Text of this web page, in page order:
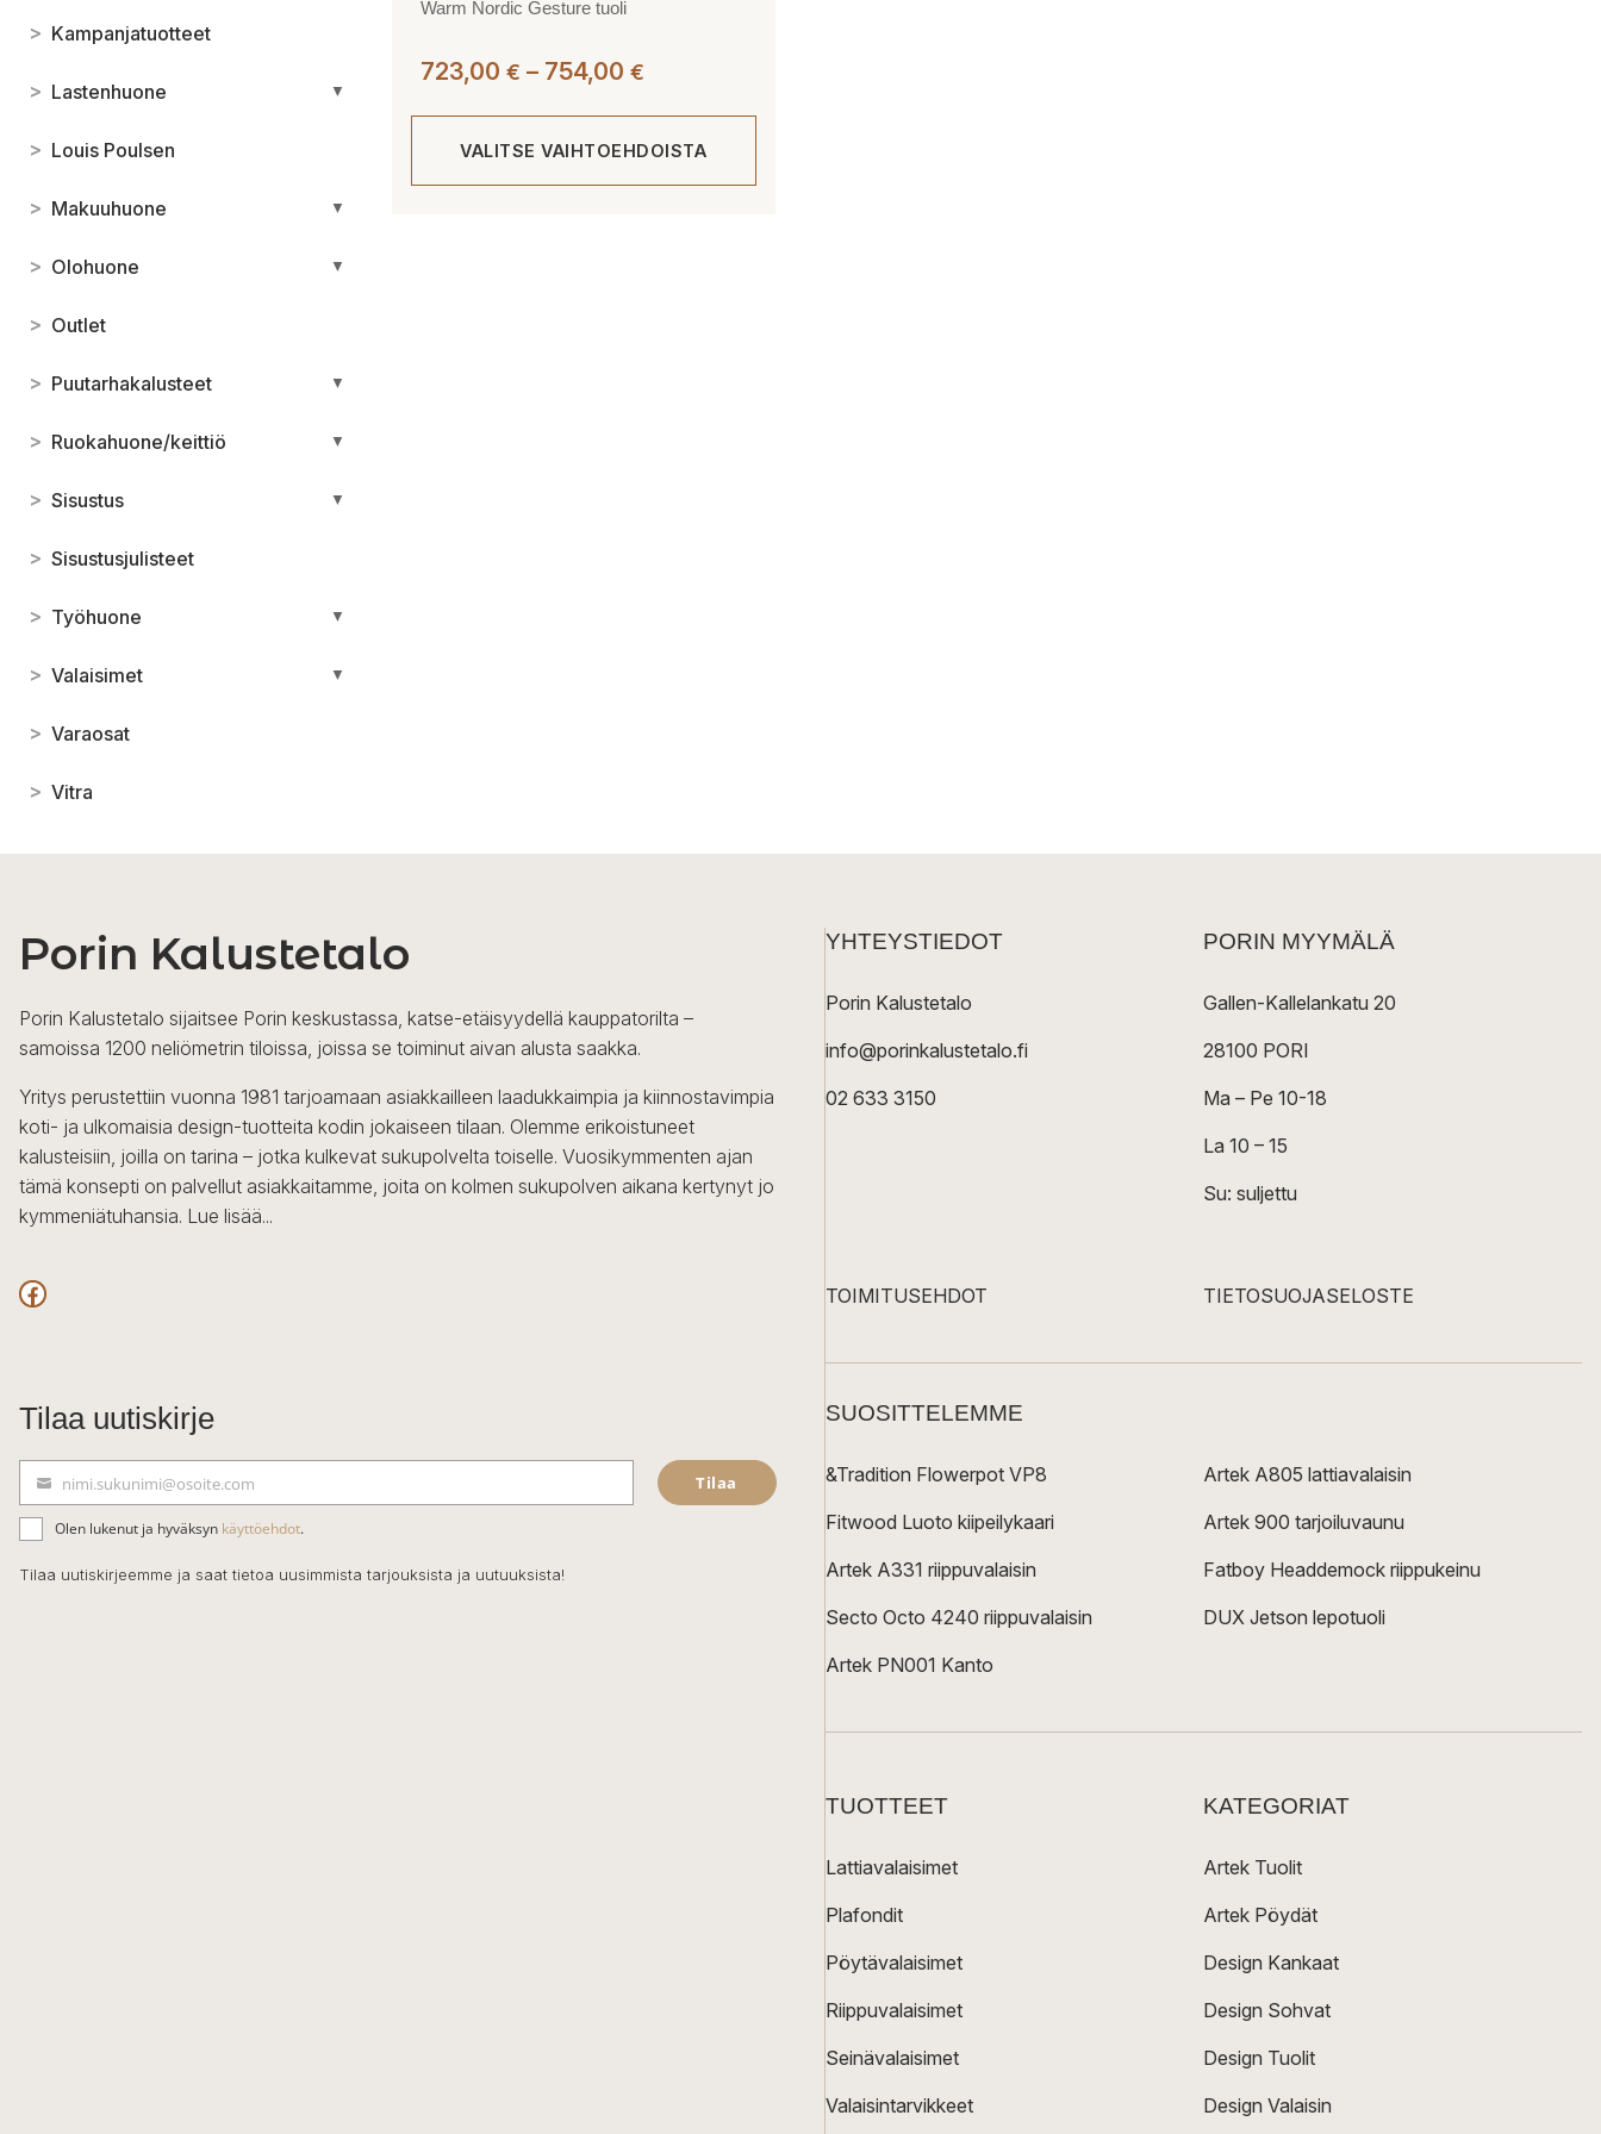
> Kampanjatuotteet
> Lastenhuone ▼
> Louis Poulsen
> Makuuhuone ▼
> Olohuone ▼
> Outlet
> Puutarhakalusteet ▼
> Ruokahuone/keittiö ▼
> Sisustus ▼
> Sisustusjulisteet
> Työhuone ▼
> Valaisimet ▼
> Varaosat
> Vitra
Warm Nordic Gesture tuoli
723,00 € – 754,00 €
754,00 €
VALITSE VAIHTOEHDOISTA
Porin Kalustetalo
Porin Kalustetalo sijaitsee Porin keskustassa, katse-etäisyydellä kauppatorilta –
samoissa 1200 neliömetrin tiloissa, joissa se toiminut aivan alusta saakka.
Yritys perustettiin vuonna 1981 tarjoamaan asiakkailleen laadukkaimpia ja kiinnostavimpia
koti- ja ulkomaisia design-tuotteita kodin jokaiseen tilaan. Olemme erikoistuneet
kalusteisiin, joilla on tarina – jotka kulkevat sukupolvelta toiselle. Vuosikymmenten ajan
tämä konsepti on palvellut asiakkaitamme, joita on kolmen sukupolven aikana kertynyt jo
kymmeniätuhansia. Lue lisää...
Facebook
Tilaa uutiskirje
ä
h
k
nimi.sukunimi@osoite.com Tilaa
Olen lukenut ja hyväksyn käyttöehdot.
Tilaa uutiskirjeemme ja saat tietoa uusimmista tarjouksista ja uutuuksista!
YHTEYSTIEDOT
Porin Kalustetalo
info@porinkalustetalo.fi
02 633 3150
PORIN MYYMÄLÄ
Gallen-Kallelankatu 20
28100 PORI
Ma – Pe 10-18
La 10 – 15
Su: suljettu
TOIMITUSEHDOT TIETOSUOJASELOSTE
SUOSITTELEMME
&Tradition Flowerpot VP8
Fitwood Luoto kiipeilykaari
Artek A331 riippuvalaisin
Secto Octo 4240 riippuvalaisin
Artek PN001 Kanto
Artek A805 lattiavalaisin
Artek 900 tarjoiluvaunu
Fatboy Headdemock riippukeinu
DUX Jetson lepotuoli
TUOTTEET
Lattiavalaisimet
Plafondit
Pöytävalaisimet
Riippuvalaisimet
Seinävalaisimet
Valaisintarvikkeet
KATEGORIAT
Artek Tuolit
Artek Pöydät
Design Kankaat
Design Sohvat
Design Tuolit
Design Valaisin